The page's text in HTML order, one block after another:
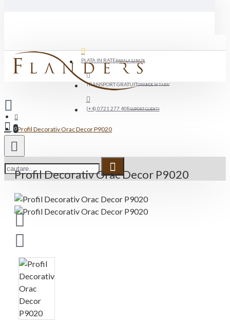
PLATA IN RATEPANA LA 12 RATE
TRANSPORT GRATUITORIUNDE IN TARA*
(+4) 0721 277 408SUPORT CLIENTI
0Profil Decorativ Orac Decor P9020
Profil Decorativ Orac Decor P9020